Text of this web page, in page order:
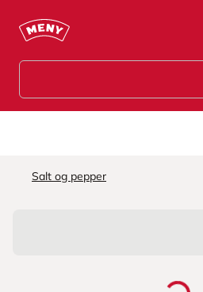
Salt og pepper